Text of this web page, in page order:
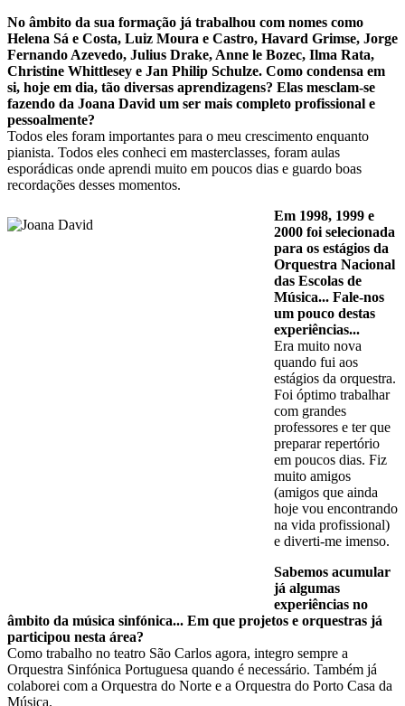
No âmbito da sua formação já trabalhou com nomes como
Helena Sá e Costa, Luiz Moura e Castro, Havard Grimse, Jorge
Fernando Azevedo, Julius Drake, Anne le Bozec, Ilma Rata,
Christine Whittlesey e Jan Philip Schulze. Como condensa em
si, hoje em dia, tão diversas aprendizagens? Elas mesclam-se
fazendo da Joana David um ser mais completo profissional e
pessoalmente?
Todos eles foram importantes para o meu crescimento enquanto
pianista. Todos eles conheci em masterclasses, foram aulas
esporádicas onde aprendi muito em poucos dias e guardo boas
recordações desses momentos.
Em 1998, 1999 e
2000 foi selecionada
para os estágios da
Orquestra Nacional
das Escolas de
Música... Fale-nos
um pouco destas
experiências...
Era muito nova
quando fui aos
estágios da orquestra.
Foi óptimo trabalhar
com grandes
professores e ter que
preparar repertório
em poucos dias. Fiz
muito amigos
(amigos que ainda
hoje vou encontrando
na vida profissional)
e diverti-me imenso.
Sabemos acumular
já algumas
experiências no
âmbito da música sinfónica... Em que projetos e orquestras já
participou nesta área?
Como trabalho no teatro São Carlos agora, integro sempre a
Orquestra Sinfónica Portuguesa quando é necessário. Também já
colaborei com a Orquestra do Norte e a Orquestra do Porto Casa da
Música.